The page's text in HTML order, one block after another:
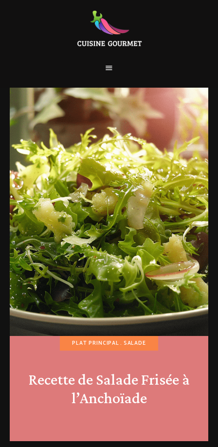
PLAT PRINCIPAL SALADE
Recette de Salade Frisée à
l’Anchoïade